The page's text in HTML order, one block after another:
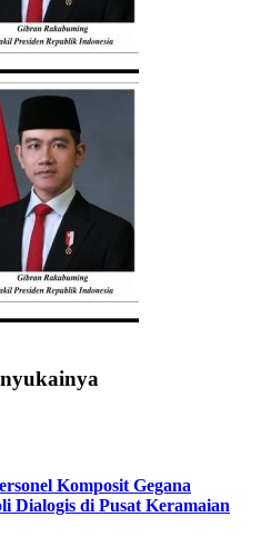
Komposit Gegana
Dialogis di Pusat Keramaian